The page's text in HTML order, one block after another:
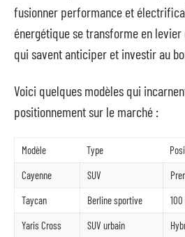
fusionner performance et
énergétique se transforme en
qui savent anticiper et investir au
Voici quelques modèles qui
positionnement sur le marché :
Modèle Type
Cayenne
SUV
Taycan
Berline sportive
Yaris Cross
SUV urbain